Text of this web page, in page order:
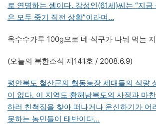
로 연명하는 셈이다. 강성인(61세)씨는 “지금
은 모두 죽기 직전 상황”이라며…
옥수수가루 100g으로 네 식구가 나눠 먹는
(오늘의 북한소식 제141호 / 2008.6.9)
평안북도 철산군의 협동농장 세대들의 식량
이 없다. 이 지역도 황해남북도의 사정과 마
하러 친척집을 찾아 떠나거나 운신하기가 어
못하는 농민들이 태반이다…